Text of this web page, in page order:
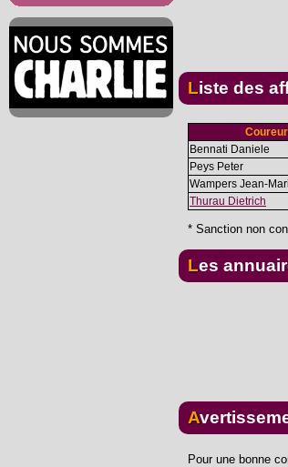
Liste des
Coureur
Bennati Daniele
Peys Peter
Wampers Jean-
Thurau Dietrich
* Sanction non
Les
Pour une bonne